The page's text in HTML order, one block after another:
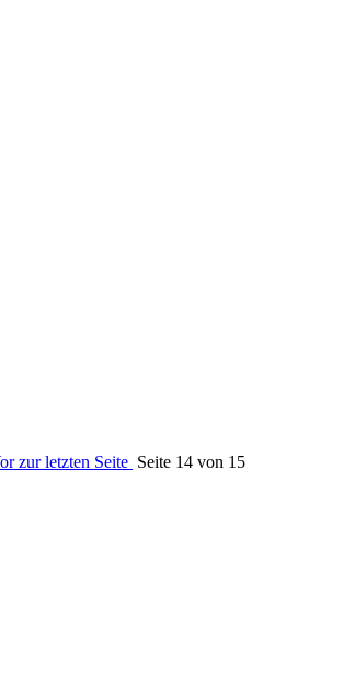
Seite 14 von 15